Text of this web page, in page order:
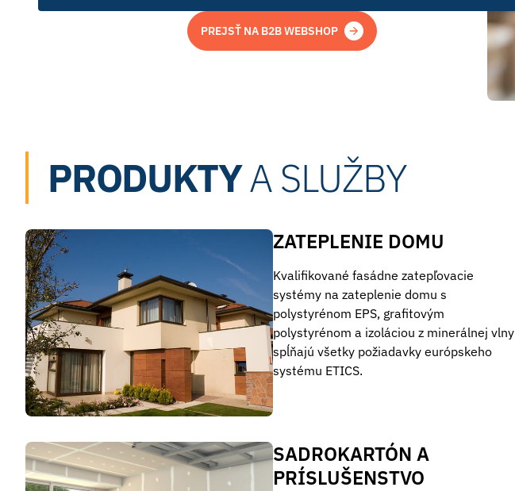
PREJSŤ NA B2B WEBSHOP
PRODUKTYA SLUŽBY
ZATEPLENIE DOMU
Kvalifikované fasádne zatepľovacie
systémy na zateplenie domu s
polystyrénom EPS, grafitovým
polystyrénom a izoláciou z minerálnej vlny
spĺňajú všetky požiadavky európskeho
systému ETICS.
SADROKARTÓN A
PRÍSLUŠENSTVO